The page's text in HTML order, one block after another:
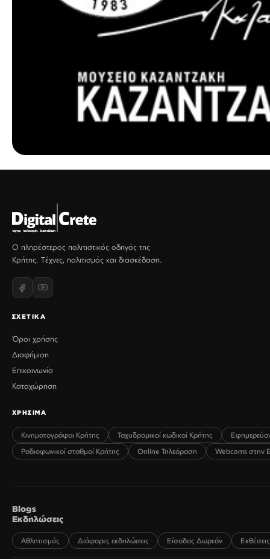
Ο πληρέστερος πολιτιστικός οδηγός της
Κρήτης. Τέχνες, πολιτισμός και διασκέδαση.
ΣΧΕΤΙΚΑ
Όροι χρήσης
Διαφήμιση
Επικοινωνία
Καταχώρηση
ΧΡΗΣΙΜΑ
Κινηματογράφοι Κρήτης Ταχυδρομικοί κωδικοί Κρήτης
Ραδιοφωνικοί σταθμοί Κρήτης
Online Τηλεόραση Webcams στην
Blogs
Εκδηλώσεις
Αθλητισμός Διάφορες εκδηλώσεις Είσοδος Δωρεάν Εκθέσεις